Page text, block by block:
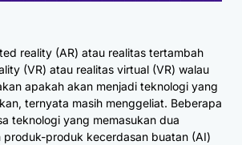
reality (AR) atau realitas tertambah
(VR) atau realitas virtual (VR) walau
apakah akan menjadi teknologi yang
ternyata masih menggeliat. Beberapa
teknologi yang memasukan dua
produk-produk kecerdasan buatan (AI)